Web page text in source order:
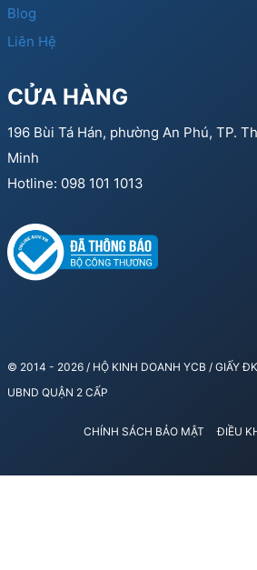
Blog
Liên Hệ
CỬA HÀNG
196 Bùi Tá Hán, phường An Phú, TP.
Minh
Hotline: 098 101 1013
© 2014 - 2026 / HỘ KINH DOANH YCB / GIẤY
UBND QUẬN 2 CẤP
CHÍNH SÁCH BẢO MẬT ĐIỀU